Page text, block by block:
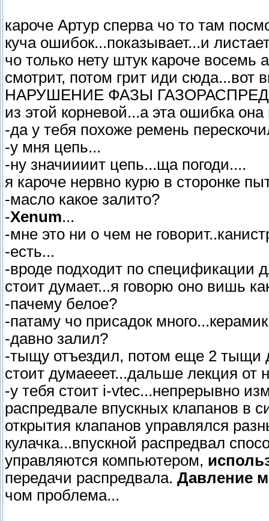
кароче Артур сперва чо то там
куча ошибок...показывает...и
чо только нету штук кароче
смотрит, потом грит иди
НАРУШЕНИЕ ФАЗЫ
из этой корневой...а эта ошибка она
-да у тебя похоже ремень
-у мня цепь...
-ну значиииит цепь...ща погоди....
я кароче нервно курю в сторонке
-масло какое залито?
-Xenum...
-мне это ни о чем не
-есть...
-вроде подходит по спецификации
стоит думает...я говорю оно вишь
-пачему белое?
-патаму чо присадок
-давно залил?
-тыщу отъездил, потом еще 2 тыщи
стоит думаееет...дальше лекция от
-у тебя стоит i-vtec...непрерывно
распредвале впускных клапанов в
открытия клапанов управлялся
кулачка...впускной распредвал
управляются компьютером,
передачи распредвала. Давление
чом проблема...